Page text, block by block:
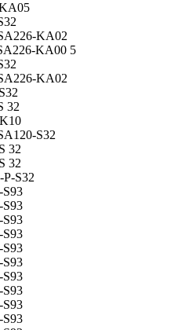
KA02
KA00 5
KA02
32
S32
32
32
S32